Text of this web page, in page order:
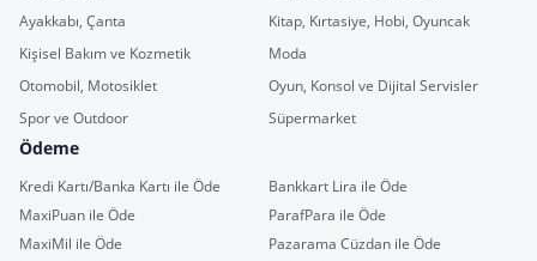
Ayakkabı, Çanta
Kitap, Kırtasiye, Hobi, Oyuncak
Kişisel Bakım ve Kozmetik
Moda
Otomobil, Motosiklet
Oyun, Konsol ve Dijital Servisler
Spor ve Outdoor
Süpermarket
Ödeme
Kredi Kartı/Banka Kartı ile Öde
Bankkart Lira ile Öde
MaxiPuan ile Öde
ParafPara ile Öde
MaxiMil ile Öde
Pazarama Cüzdan ile Öde